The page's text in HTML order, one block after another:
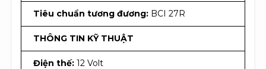
Tiêu chuẩn tương đương: BCI 27R
THÔNG TIN KỸ THUẬT
Điện thế: 12 Volt